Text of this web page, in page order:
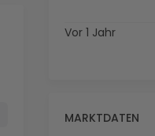
Vor 1 Jahr
MARKTDATEN